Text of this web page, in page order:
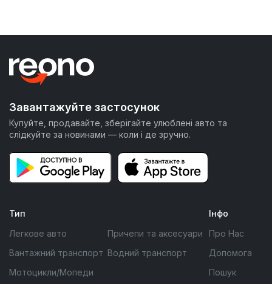
Завантажуйте застосунок
Купуйте, продавайте, зберігайте улюблені авто та
слідкуйте за новинами — коли і де зручно.
Тип
Легкове авто
Вантажний транспорт
Мотоцикли/Мопеди
Причепи та аксесуари
Водний транспорт
Інфо
Про Нас
Допомога
Пошук